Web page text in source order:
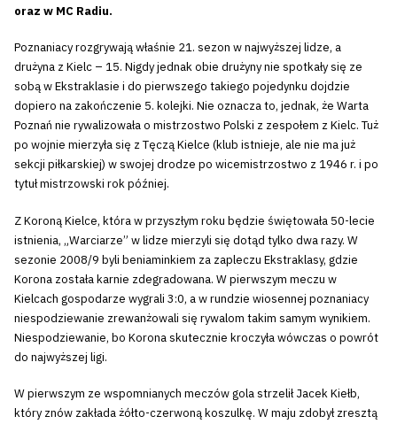
oraz w MC Radiu.
Poznaniacy rozgrywają właśnie 21. sezon w najwyższej lidze, a
drużyna z Kielc – 15. Nigdy jednak obie drużyny nie spotkały się ze
sobą w Ekstraklasie i do pierwszego takiego pojedynku dojdzie
dopiero na zakończenie 5. kolejki. Nie oznacza to, jednak, że Warta
Poznań nie rywalizowała o mistrzostwo Polski z zespołem z Kielc. Tuż
po wojnie mierzyła się z Tęczą Kielce (klub istnieje, ale nie ma już
sekcji piłkarskiej) w swojej drodze po wicemistrzostwo z 1946 r. i po
tytuł mistrzowski rok później.
Z Koroną Kielce, która w przyszłym roku będzie świętowała 50-lecie
istnienia, „Warciarze” w lidze mierzyli się dotąd tylko dwa razy. W
sezonie 2008/9 byli beniaminkiem za zapleczu Ekstraklasy, gdzie
Korona została karnie zdegradowana. W pierwszym meczu w
Kielcach gospodarze wygrali 3:0, a w rundzie wiosennej poznaniacy
niespodziewanie zrewanżowali się rywalom takim samym wynikiem.
Niespodziewanie, bo Korona skutecznie kroczyła wówczas o powrót
do najwyższej ligi.
W pierwszym ze wspomnianych meczów gola strzelił Jacek Kiełb,
który znów zakłada żółto-czerwoną koszulkę. W maju zdobył zresztą